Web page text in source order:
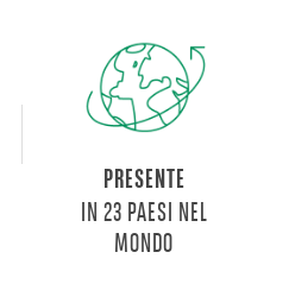
PRESENTE
IN 23 PAESI NEL
MONDO